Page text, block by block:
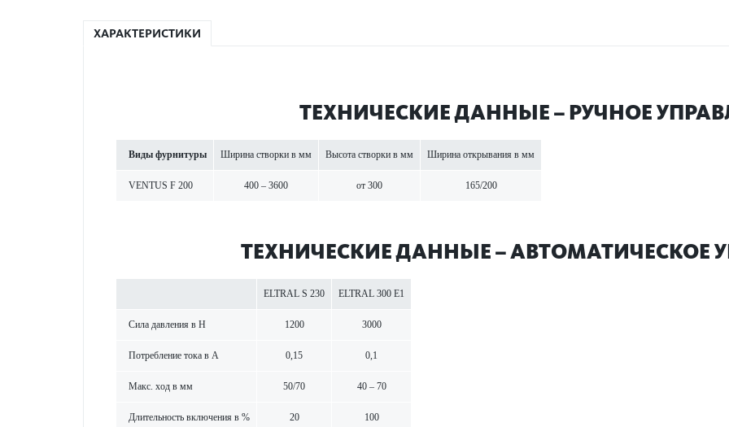
ХАРАКТЕРИСТИКИ
ТЕХНИЧЕСКИЕ ДАННЫЕ – РУЧНОЕ
Виды фурнитуры Ширина створки в мм Высота створки в мм Ширина открывания в мм
VENTUS F 200 400 – 3600 от 300 165/200
ТЕХНИЧЕСКИЕ ДАННЫЕ – АВТОМАТИЧЕСКОЕ
ELTRAL S 230 ELTRAL 300 E1
Сила давления в Н 1200 3000
Потребление тока в A 0,15 0,1
Макс. ход в мм 50/70 40 – 70
Длительность включения в % 20 100